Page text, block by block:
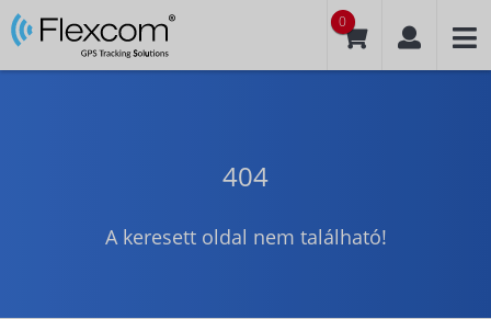
0
404
A keresett oldal nem található!